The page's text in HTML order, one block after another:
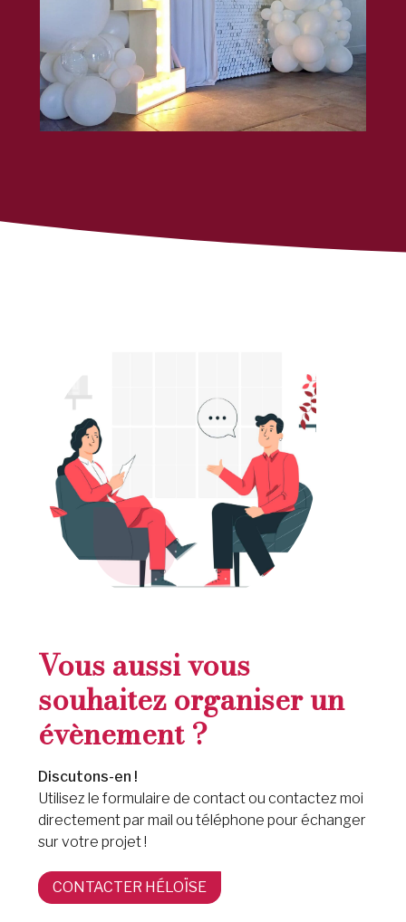
Vous aussi vous
souhaitez organiser un
évènement ?
Discutons-en !
Utilisez le formulaire de contact ou contactez moi
directement par mail ou téléphone pour échanger
sur votre projet !
CONTACTER HÉLOÏSE